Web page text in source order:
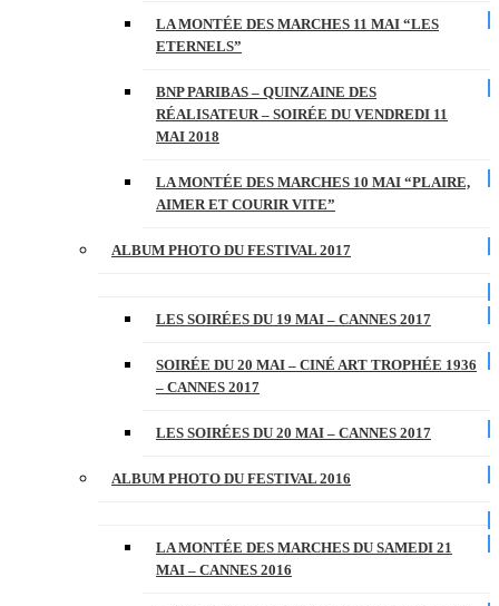
LA MONTÉE DES MARCHES 11 MAI “LES
ETERNELS”
BNP PARIBAS – QUINZAINE DES
RÉALISATEUR – SOIRÉE DU VENDREDI 11
MAI 2018
LA MONTÉE DES MARCHES 10 MAI “PLAIRE,
AIMER ET COURIR VITE”
ALBUM PHOTO DU FESTIVAL 2017
LES SOIRÉES DU 19 MAI – CANNES 2017
SOIRÉE DU 20 MAI – CINÉ ART TROPHÉE 1936
– CANNES 2017
LES SOIRÉES DU 20 MAI – CANNES 2017
ALBUM PHOTO DU FESTIVAL 2016
LA MONTÉE DES MARCHES DU SAMEDI 21
MAI – CANNES 2016